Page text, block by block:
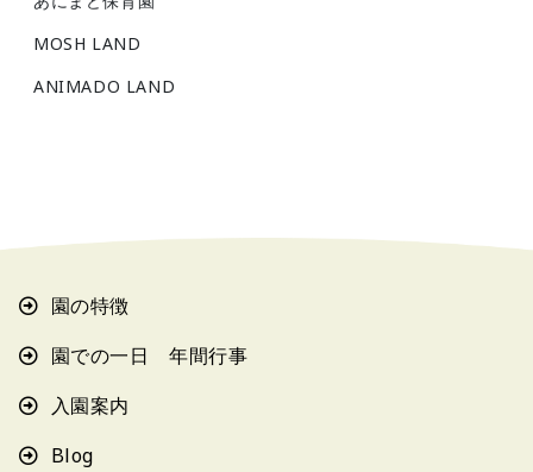
MOSH LAND
ANIMADO LAND
園の特徴
園での一日 年間行事
入園案内
Blog